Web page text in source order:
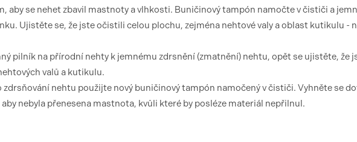
aby se nehet zbavil mastnoty a vlhkosti. Buničinový tampón namočte v čističi a
Ujistěte se, že jste očistili celou plochu, zejména nehtové valy a oblast kutikulu -
pilník na přírodní nehty k jemnému zdrsnění (zmatnění) nehtu, opět se ujistěte, že
valů a kutikulu.
nehtu použijte nový buničinový tampón namočený v čističi. Vyhněte se
nebyla přenesena mastnota, kvůli které by posléze materiál nepřilnul.